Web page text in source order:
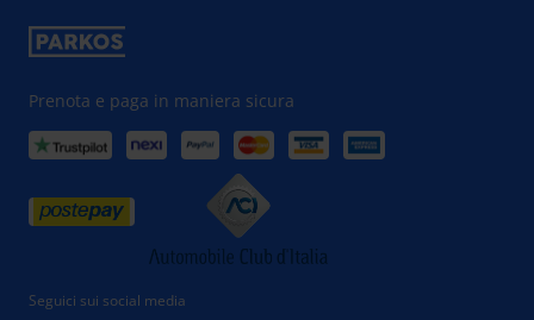
Prenota e paga in maniera sicura
Seguici sui social media